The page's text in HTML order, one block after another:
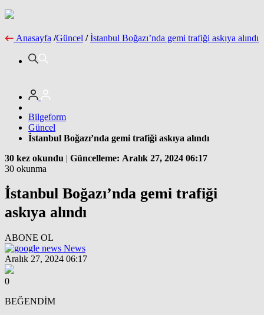
Anasayfa /Güncel / İstanbul Boğazı’nda gemi trafiği askıya alındı
Bilgeform
Güncel
İstanbul Boğazı’nda gemi trafiği askıya alındı
30 kez okundu | Güncelleme: Aralık 27, 2024 06:17
30 okunma
İstanbul Boğazı’nda gemi trafiği
askıya alındı
ABONE OL
News
Aralık 27, 2024 06:17
0
BEĞENDİM